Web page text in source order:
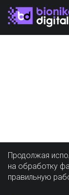
Продолжая
на обработку
правильную